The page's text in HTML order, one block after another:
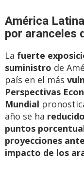
América
por aranceles
La fuerte
suministro de
país en el más
Perspectivas
Mundial
año se ha
puntos
proyecciones
impacto de los